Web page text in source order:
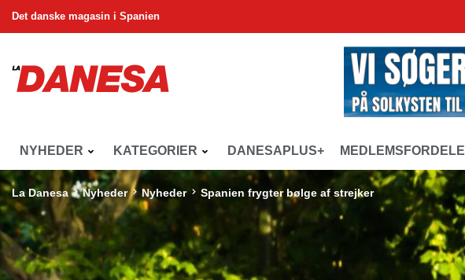
Det danske magasin i Spanien
NYHEDER KATEGORIER DANESAPLUS+ MEDLEMSFORDELE
La Danesa Nyheder Nyheder Spanien frygter bølge af strejker